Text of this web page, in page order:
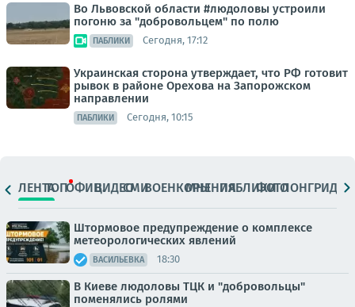
Во Львовской области #людоловы устроили
погоню за "добровольцем" по полю
ПАБЛИКИ Сегодня, 17:12
Украинская сторона утверждает, что РФ готовит
рывок в районе Орехова на Запорожском
направлении
ПАБЛИКИ Сегодня, 10:15
ЛЕНТАТОПОФИЦ.ВИДЕОСМИВОЕНКОРЫМНЕНИЯПАБЛИКИ
ФОТОЛОНГРИДЫ
Штормовое предупреждение о комплексе
метеорологических явлений
ВАСИЛЬЕВКА 18:30
В Киеве людоловы ТЦК и "добровольцы"
поменялись ролями